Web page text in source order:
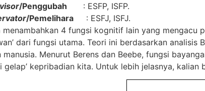
/Penggubah : ESFP, ISFP.
/Pemelihara : ESFJ, ISFJ.
menambahkan 4 fungsi kognitif lain yang mengacu
dari fungsi utama. Teori ini berdasarkan
manusia. Menurut Berens dan Beebe, fungsi
gelap’ kepribadian kita. Untuk lebih jelasnya,